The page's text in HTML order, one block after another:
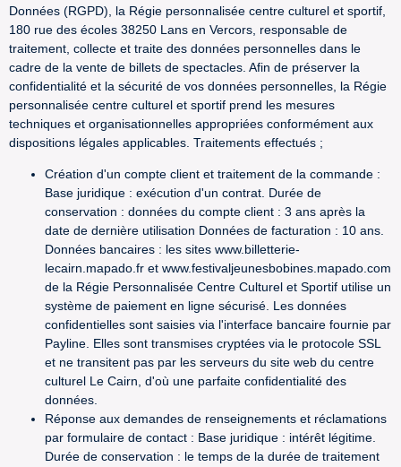
Données (RGPD), la Régie personnalisée centre culturel et sportif,
180 rue des écoles 38250 Lans en Vercors, responsable de
traitement, collecte et traite des données personnelles dans le
cadre de la vente de billets de spectacles. Afin de préserver la
confidentialité et la sécurité de vos données personnelles, la Régie
personnalisée centre culturel et sportif prend les mesures
techniques et organisationnelles appropriées conformément aux
dispositions légales applicables. Traitements effectués ;
Création d'un compte client et traitement de la commande :
Base juridique : exécution d'un contrat. Durée de
conservation : données du compte client : 3 ans après la
date de dernière utilisation Données de facturation : 10 ans.
Données bancaires : les sites www.billetterie-
lecairn.mapado.fr et www.festivaljeunesbobines.mapado.com
de la Régie Personnalisée Centre Culturel et Sportif utilise un
système de paiement en ligne sécurisé. Les données
confidentielles sont saisies via l'interface bancaire fournie par
Payline. Elles sont transmises cryptées via le protocole SSL
et ne transitent pas par les serveurs du site web du centre
culturel Le Cairn, d'où une parfaite confidentialité des
données.
Réponse aux demandes de renseignements et réclamations
par formulaire de contact : Base juridique : intérêt légitime.
Durée de conservation : le temps de la durée de traitement